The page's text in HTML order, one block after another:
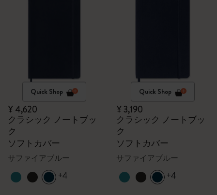
Quick Shop
¥ 4,620
クラシック ノートブッ
ク
ソフトカバー
サファイアブルー
+4
Quick Shop
¥ 3,190
クラシック ノートブッ
ク
ソフトカバー
サファイアブルー
+4